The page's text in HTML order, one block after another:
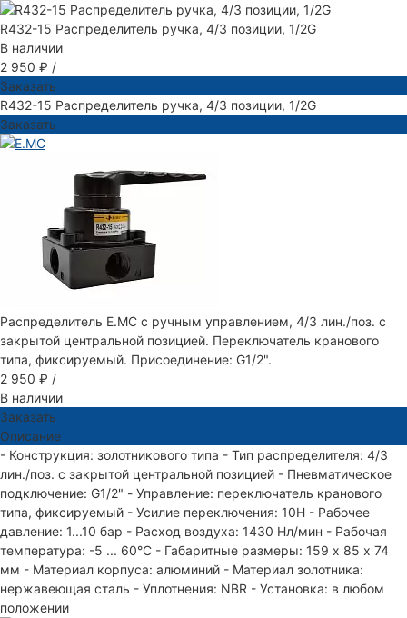
R432-15 Распределитель ручка, 4/3 позиции, 1/2G
В наличии
2 950 ₽ /
Заказать
R432-15 Распределитель ручка, 4/3 позиции, 1/2G
Заказать
Распределитель E.MC с ручным управлением, 4/3 лин./поз. с
закрытой центральной позицией. Переключатель кранового
типа, фиксируемый. Присоединение: G1/2".
2 950 ₽ /
В наличии
Заказать
Описание
- Конструкция: золотникового типа - Тип распределителя: 4/3
лин./поз. с закрытой центральной позицией - Пневматическое
подключение: G1/2" - Управление: переключатель кранового
типа, фиксируемый - Усилие переключения: 10Н - Рабочее
давление: 1...10 бар - Расход воздуха: 1430 Нл/мин - Рабочая
температура: -5 ... 60°C - Габаритные размеры: 159 х 85 х 74
мм - Материал корпуса: алюминий - Материал золотника:
нержавеющая сталь - Уплотнения: NBR - Установка: в любом
положении